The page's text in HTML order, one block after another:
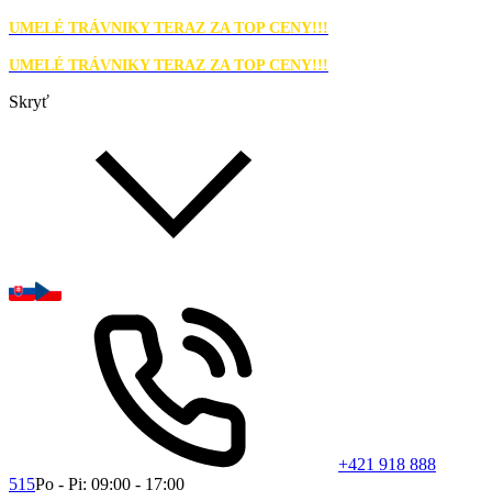
UMELÉ TRÁVNIKY TERAZ ZA TOP CENY!!!
UMELÉ TRÁVNIKY TERAZ ZA TOP CENY!!!
Skryť
+421 918 888
515Po - Pi: 09:00 - 17:00